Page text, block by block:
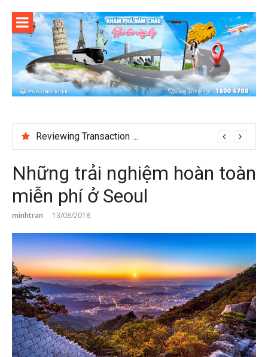
content
Test Reviewing Transaction History at BetNinja UK
Những trải nghiệm hoàn toàn
miễn phí ở Seoul
minhtran 13/08/2018